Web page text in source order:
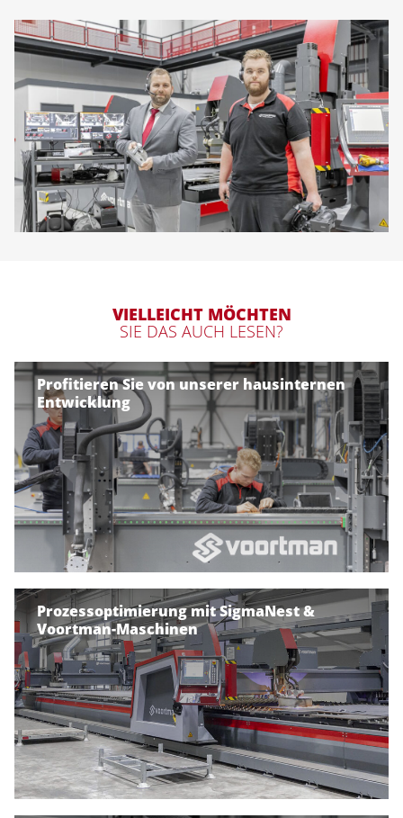
VIELLEICHT MÖCHTEN
SIE DAS AUCH LESEN?
Profitieren Sie von unserer hausinternen
Entwicklung
Prozessoptimierung mit SigmaNest &
Voortman-Maschinen